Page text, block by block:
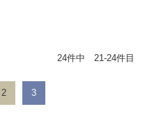
24件中 21-24件目
2 3